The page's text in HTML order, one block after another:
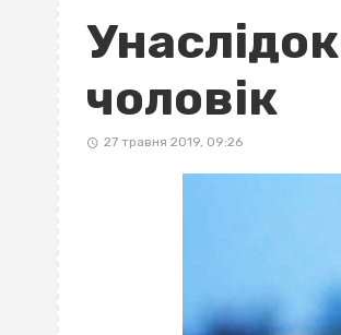
чоловік
27 травня 2019, 09:26